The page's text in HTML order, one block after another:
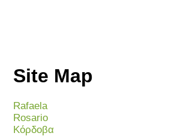
Site Map
Rafaela
Rosario
Κόρδοβα